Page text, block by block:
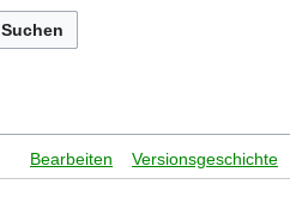
Suchen
Bearbeiten Versionsgeschichte